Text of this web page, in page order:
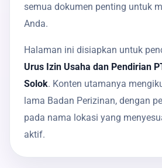
semua dokumen penting untuk
Anda.
Halaman ini disiapkan untuk
Urus Izin Usaha dan Pendirian
Solok. Konten utamanya
lama Badan Perizinan, dengan
pada nama lokasi yang
aktif.